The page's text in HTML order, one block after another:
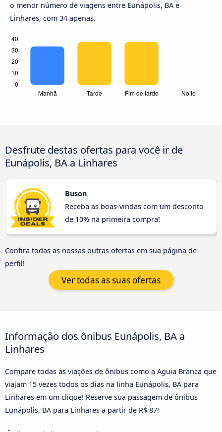
o menor número de viagens entre Eunápolis, BA e
Linhares, com 34 apenas.
Desfrute destas ofertas para você ir de
Eunápolis, BA a Linhares
Buson
Receba as boas-vindas com um desconto
de 10% na primeira compra!
Confira todas as nossas outras ofertas em sua página de
perfil!
Ver todas as suas ofertas
Informação dos ônibus Eunápolis, BA a
Linhares
Compare todas as viações de ônibus como a Aguia Branca que
viajam 15 vezes todos os dias na linha Eunápolis, BA para
Linhares em um clique! Reserve sua passagem de ônibus
Eunápolis, BA para Linhares a partir de R$ 87!